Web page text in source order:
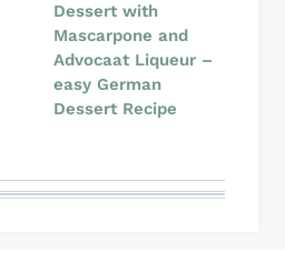
Dessert with
Mascarpone and
Advocaat Liqueur –
easy German
Dessert Recipe